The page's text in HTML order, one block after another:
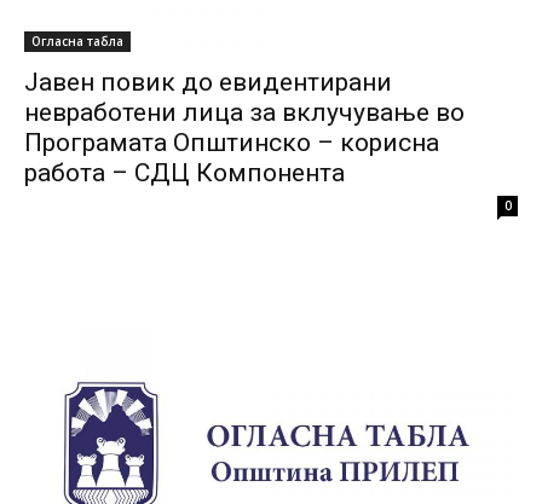
Огласна табла
Јавен повик до евидентирани
невработени лица за вклучување во
Програмата Општинско – корисна
работа – СДЦ Компонента
0